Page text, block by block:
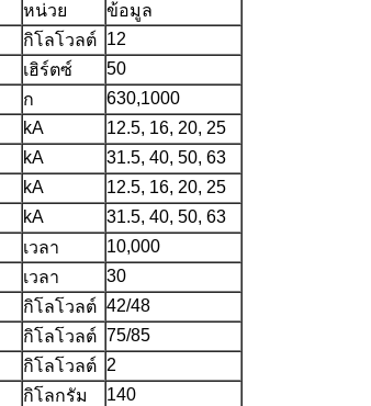
หน่วย
ข้อมูล
กิโลโวลต์ 12
เฮิร์ตซ์
50
ก
630,1000
kA
12.5, 16, 20, 25
kA
31.5, 40, 50, 63
kA
12.5, 16, 20, 25
kA
31.5, 40, 50, 63
เวลา
10,000
เวลา
30
กิโลโวลต์ 42/48
กิโลโวลต์ 75/85
กิโลโวลต์ 2
กิโลกรัม
140